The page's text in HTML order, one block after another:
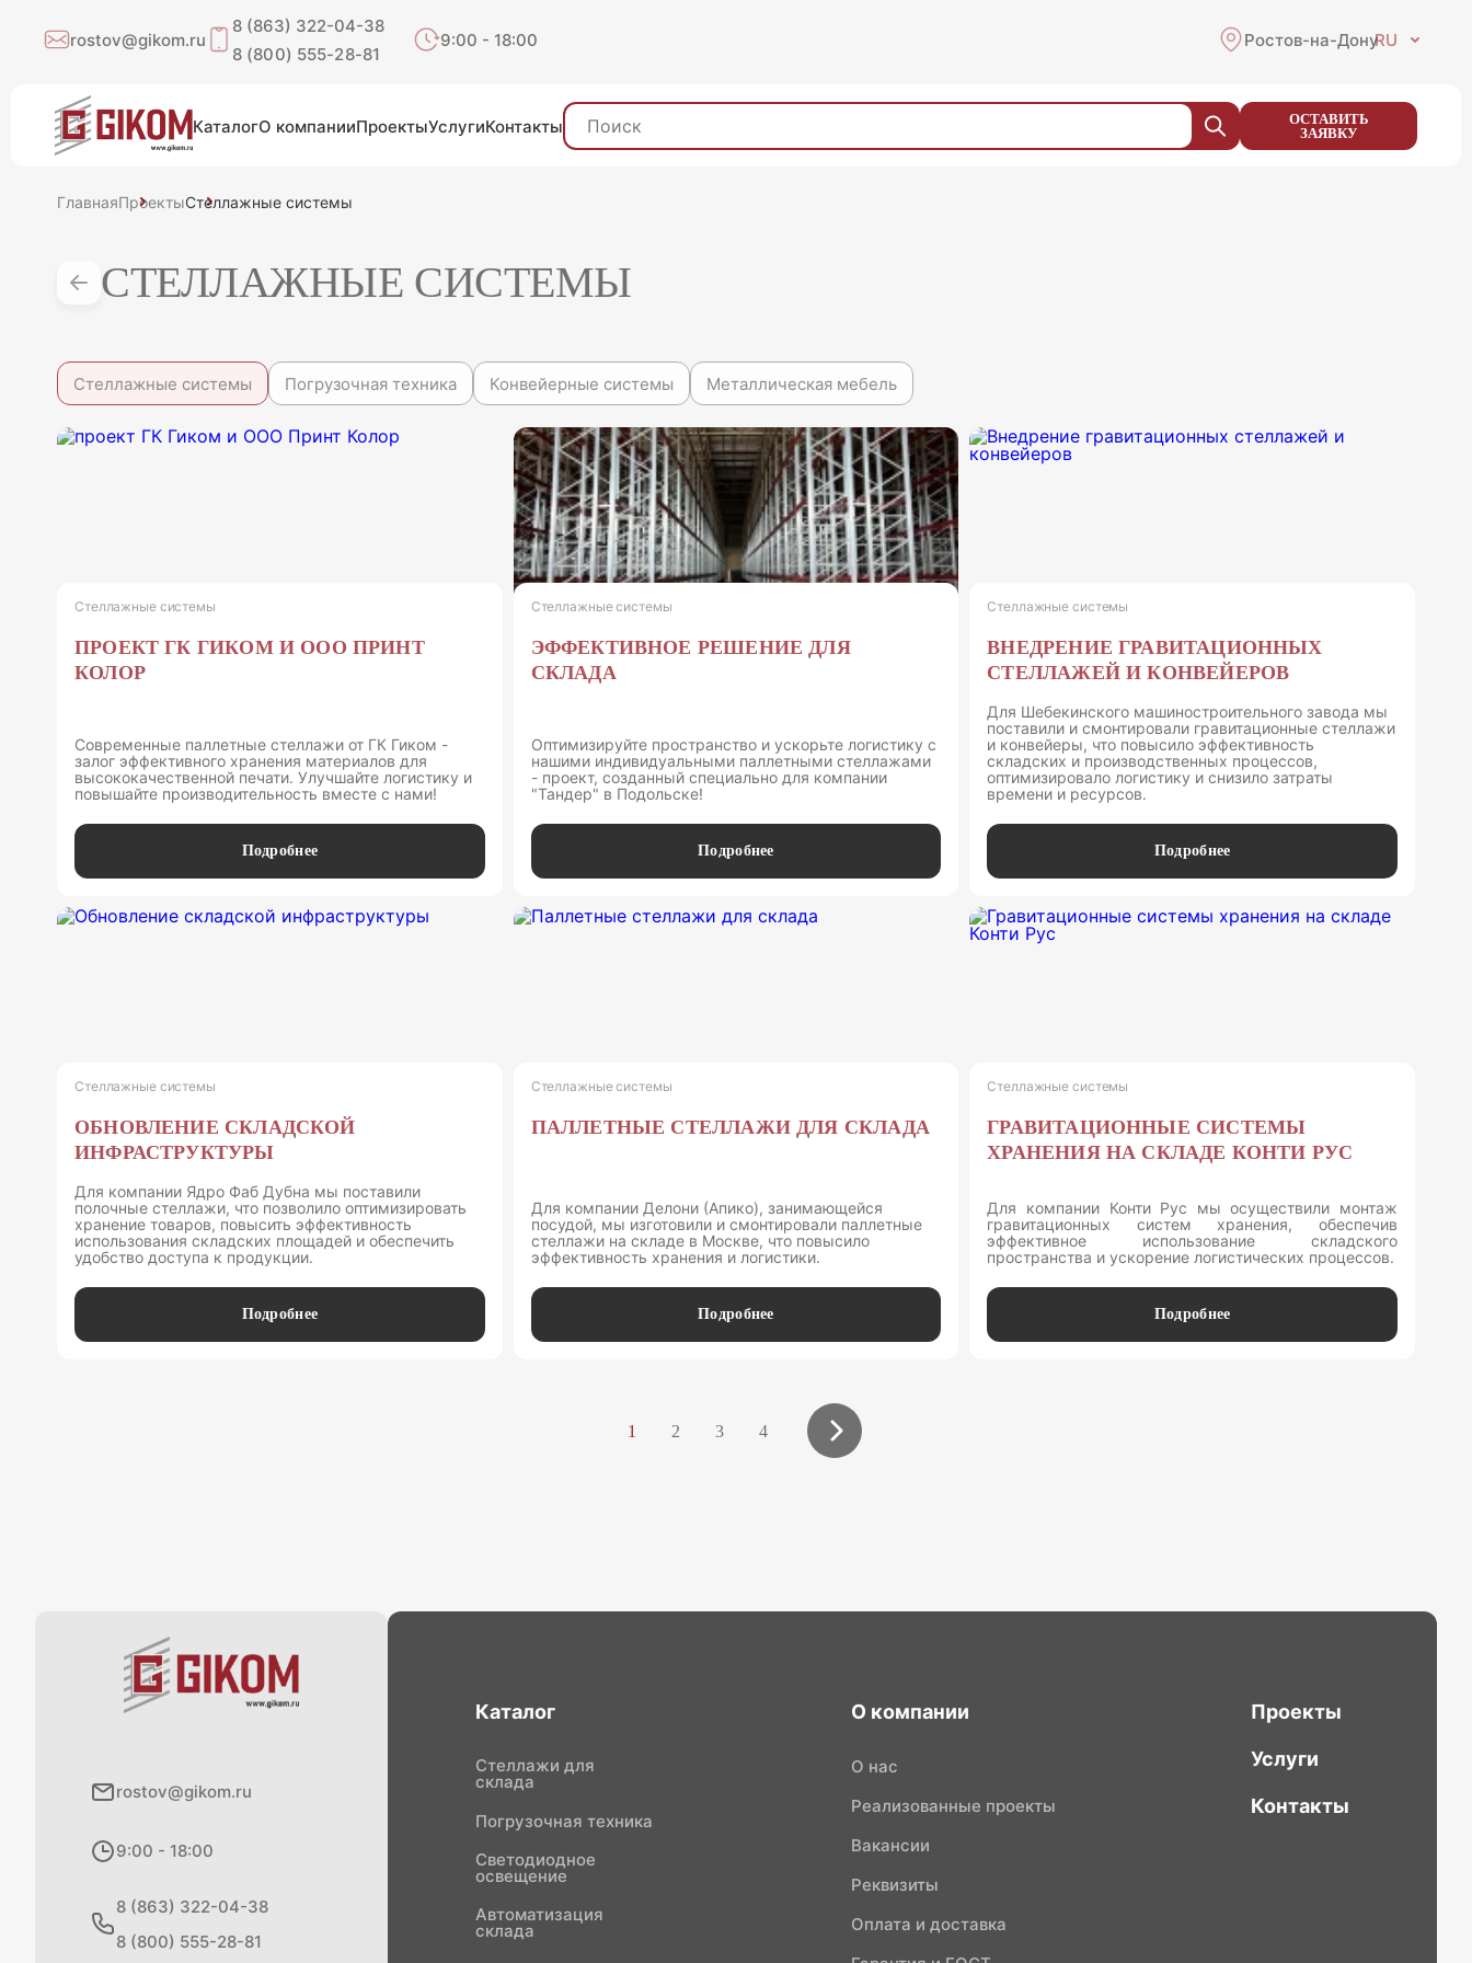
rostov@gikom.ru
8 (863) 322-04-38
8 (800) 555-28-81
9:00 - 18:00 Ростов-на-ДонуRU
КаталогО компанииПроектыУслугиКонтакты
ОСТАВИТЬ
ЗАЯВКУ
ГлавнаяПроектыСтеллажные системы
СТЕЛЛАЖНЫЕ СИСТЕМЫ
Стеллажные системы Погрузочная техника Конвейерные системы Металлическая мебель
Стеллажные системы
ПРОЕКТ ГК ГИКОМ И ООО ПРИНТ
КОЛОР
Современные паллетные стеллажи от ГК Гиком -
залог эффективного хранения материалов для
высококачественной печати. Улучшайте логистику и
повышайте производительность вместе с нами!
Подробнее
Стеллажные системы
ЭФФЕКТИВНОЕ РЕШЕНИЕ ДЛЯ
СКЛАДА
Оптимизируйте пространство и ускорьте логистику с
нашими индивидуальными паллетными стеллажами
- проект, созданный специально для компании
"Тандер" в Подольске!
Подробнее
Стеллажные системы
ВНЕДРЕНИЕ ГРАВИТАЦИОННЫХ
СТЕЛЛАЖЕЙ И КОНВЕЙЕРОВ
Для Шебекинского машиностроительного завода мы
поставили и смонтировали гравитационные стеллажи
и конвейеры, что повысило эффективность
складских и производственных процессов,
оптимизировало логистику и снизило затраты
времени и ресурсов.
Подробнее
Стеллажные системы
ОБНОВЛЕНИЕ СКЛАДСКОЙ
ИНФРАСТРУКТУРЫ
Для компании Ядро Фаб Дубна мы поставили
полочные стеллажи, что позволило оптимизировать
хранение товаров, повысить эффективность
использования складских площадей и обеспечить
удобство доступа к продукции.
Подробнее
Стеллажные системы
ПАЛЛЕТНЫЕ СТЕЛЛАЖИ ДЛЯ СКЛАДА
Для компании Делони (Апико), занимающейся
посудой, мы изготовили и смонтировали паллетные
стеллажи на складе в Москве, что повысило
эффективность хранения и логистики.
Подробнее
Стеллажные системы
ГРАВИТАЦИОННЫЕ СИСТЕМЫ
ХРАНЕНИЯ НА СКЛАДЕ КОНТИ РУС
Для компании Конти Рус мы осуществили монтаж
гравитационных систем хранения, обеспечив
эффективное использование складского
пространства и ускорение логистических процессов.
Подробнее
1 2 3 4
rostov@gikom.ru
9:00 - 18:00
8 (863) 322-04-38
8 (800) 555-28-81
Каталог
Стеллажи для
склада
Погрузочная техника
Светодиодное
освещение
Автоматизация
склада
О компании
О нас
Реализованные проекты
Вакансии
Реквизиты
Оплата и доставка
Проекты
Услуги
Контакты